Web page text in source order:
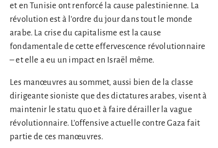
et en Tunisie ont renforcé la cause palestinienne. La
révolution est à l’ordre du jour dans tout le monde
arabe. La crise du capitalisme est la cause
fondamentale de cette effervescence révolutionnaire
– et elle a eu un impact en Israël même.
Les manœuvres au sommet, aussi bien de la classe
dirigeante sioniste que des dictatures arabes, visent à
maintenir le statu quo et à faire dérailler la vague
révolutionnaire. L’offensive actuelle contre Gaza fait
partie de ces manœuvres.